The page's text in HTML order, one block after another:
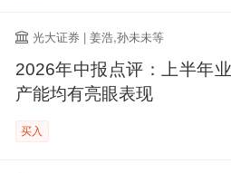
光大证券 | 姜浩,孙未未等
2026年中报点评：上半年
产能均有亮眼表现
买入